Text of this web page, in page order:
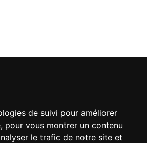
de suivi pour améliorer
pour vous montrer un contenu
le trafic de notre site et
notre annuaire,
légales :